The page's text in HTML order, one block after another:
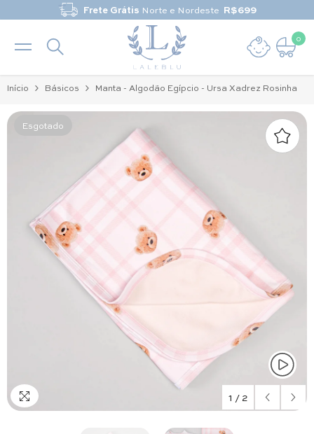
Pular para o conteúdo
Frete Grátis Norte e Nordeste R$699
0
0
Início Básicos Manta - Algodão Egípcio - Ursa Xadrez Rosinha
Esgotado
1 / 2